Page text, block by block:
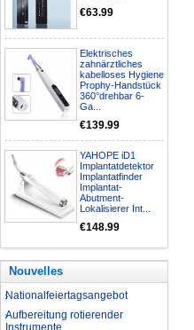
€63.99
Elektrisches
zahnärztliches
kabelloses Hygiene
Prophy-Handstück
360°drehbar 6-
Ga...
€139.99
YAHOPE iD1
Implantatdetektor
Implantatfinder
Implantat-
Abutment-
Lokalisierer Int...
€148.99
Nouvelles
Nationalfeiertagsangebot
Aufbereitung rotierender
Instrumente